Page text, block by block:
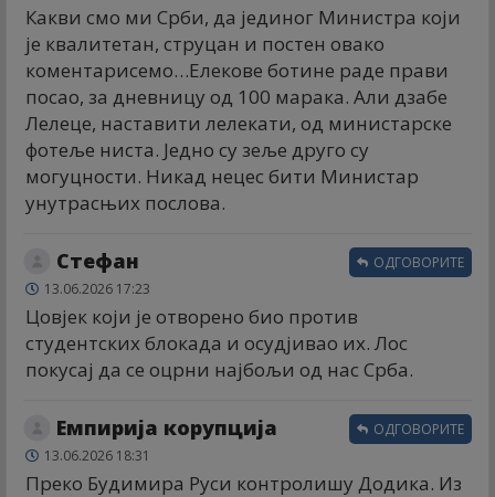
Какви смо ми Срби, да јединог Министра који
је квалитетан, струцан и постен овако
коментарисемо…Елекове ботине раде прави
посао, за дневницу од 100 марака. Али дзабе
Лелеце, наставити лелекати, од министарске
фотеље ниста. Једно су зеље друго су
могуцности. Никад нецес бити Министар
унутрасњих послова.
Стефан
13.06.2026 17:23
Цовјек који је отворено био против
студентских блокада и осудјивао их. Лос
покусај да се оцрни најбољи од нас Срба.
ОДГОВОРИТЕ
Емпирија корупција
13.06.2026 18:31
Преко Будимира Руси контролишу Додика. Из
ОДГОВОРИТЕ